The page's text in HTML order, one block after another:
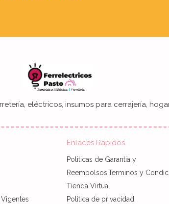
eléctricos, insumos para cerrajería,
Enlaces Rapidos
Politicas de Garantia y
Reembolsos,Terminos y
Tienda Virtual
Politica de privacidad